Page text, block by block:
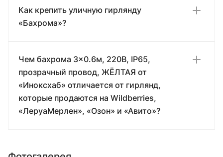
Как крепить уличную гирлянду
«Бахрома»?
Чем бахрома 3×0.6м, 220В, IP65,
прозрачный провод, ЖЁЛТАЯ от
«Иноксхаб» отличается от гирлянд,
которые продаются на Wildberries,
«ЛеруаМерлен», «Озон» и «Авито»?